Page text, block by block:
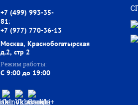
+7 (499) 993-35-
81;
+7 (977) 770-36-13
Москва, Краснобогатырская
д.2, стр 2
Режим работы:
C 9:00 до 19:00